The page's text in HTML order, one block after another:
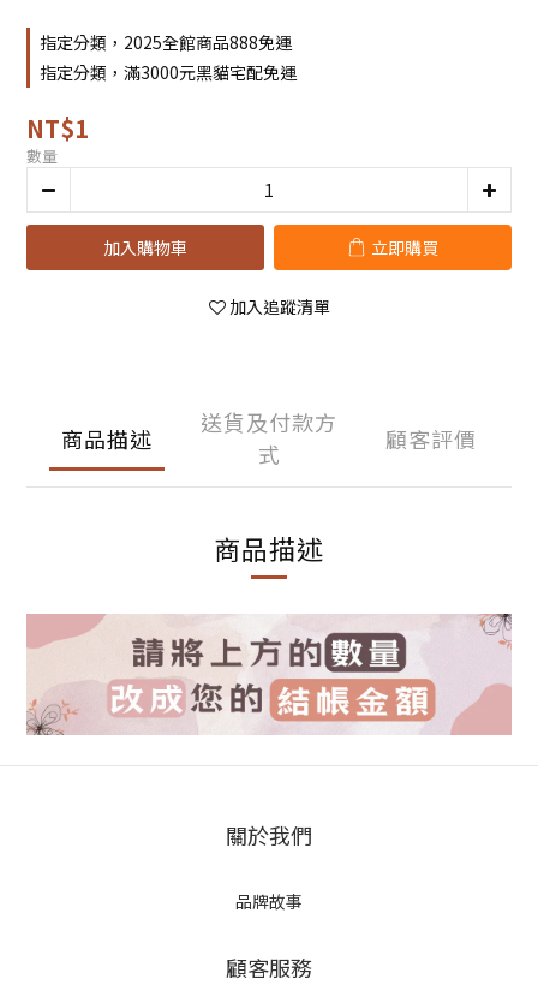
指定分類，2025全館商品888免運
指定分類，滿3000元黑貓宅配免運
NT$1
數量
加入購物車 立即購買
加入追蹤清單
商品描述
送貨及付款方
式
顧客評價
商品描述
關於我們
品牌故事
顧客服務